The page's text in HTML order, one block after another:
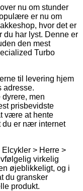
nu om stunder
er nu om
hvor det er
du har lyst. Denne er
den mest
Turbo
til levering hjem
adresse.
men
prisbevidste
være at hente
du er nær internet
> Herre >
virkelig
øjeblikkeligt, og i
du gransker
produkt.